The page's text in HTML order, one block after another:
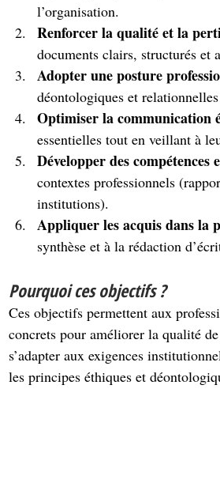
l’organisation.
Renforcer la qualité et la
documents clairs, structurés et
Adopter une posture
déontologiques et
Optimiser la communication
essentielles tout en veillant à
Développer des compétences
contextes professionnels
institutions).
Appliquer les acquis dans la
synthèse et à la rédaction
Pourquoi ces objectifs ?
Ces objectifs permettent aux
concrets pour améliorer la qualité
s’adapter aux exigences
les principes éthiques et